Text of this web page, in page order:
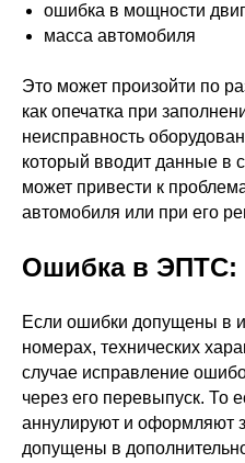
ошибка в мощности
масса автомобиля
Это может произойти по
как опечатка при
неисправность
который вводит данные в
может привести к
автомобиля или при его
Ошибка в ЭПТС:
Если ошибки допущены в
номерах, технических
случае исправление
через его перевыпуск. То
аннулируют и оформляют
допущены в